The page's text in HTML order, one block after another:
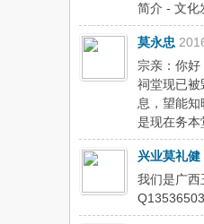
简介 - 文化
莫永忠
宗亲：你
祠堂现已被
息，望能
是现在务本
兴业莫礼健
我们是广西